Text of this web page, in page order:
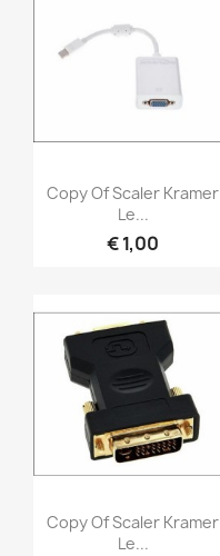
Snel bekijken
Copy Of Scaler Kramer
Le...
€ 1,00
Snel bekijken
Copy Of Scaler Kramer
Le...